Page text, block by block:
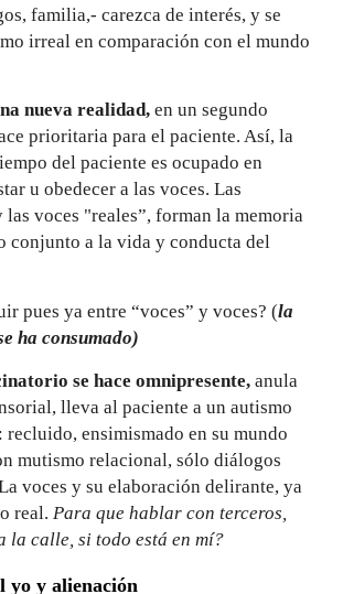
familia,- carezca de interés, y se
irreal en comparación con el mundo
nueva realidad,en un segundo
prioritaria para el paciente. Así, la
del paciente es ocupado en
u obedecer a las voces. Las
voces "reales”, forman la memoria
conjunto a la vida y conducta del
pues ya entre “voces” y voces? (la
ha consumado)
se hace omnipresente, anula
lleva al paciente a un autismo
ensimismado en su mundo
mutismo relacional, sólo diálogos
voces y su elaboración delirante, ya
real. Para que hablar con terceros,
la calle, si todo está en mí?
yo y alienación